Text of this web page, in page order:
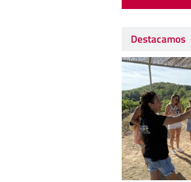
Destacamos